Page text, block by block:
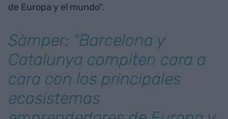
de Europa y el mundo".
Sàmper: "Barcelona y
Catalunya compiten cara a
cara con los principales
ecosistemas